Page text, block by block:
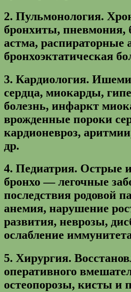
2. Пульмонология.
бронхиты, пневмония,
астма, распираторные
бронхоэктатическая
3. Кардиология.
сердца, миокарды,
болезнь, инфаркт
врожденные пороки
кардионевроз,
др.
4. Педиатрия. Острые
бронхо — легочные
последствия родовой
анемия, нарушение
развития, неврозы,
ослабление
5. Хирургия.
оперативного
остеопорозы, кисты и